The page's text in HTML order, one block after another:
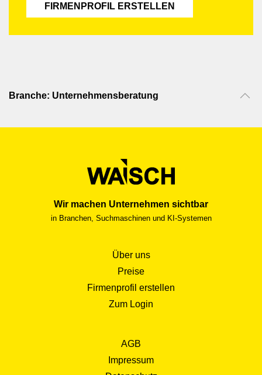
FIRMENPROFIL ERSTELLEN
Branche: Unternehmensberatung
Wir machen Unternehmen sichtbar
in Branchen, Suchmaschinen und KI-Systemen
Über uns
Preise
Firmenprofil erstellen
Zum Login
AGB
Impressum